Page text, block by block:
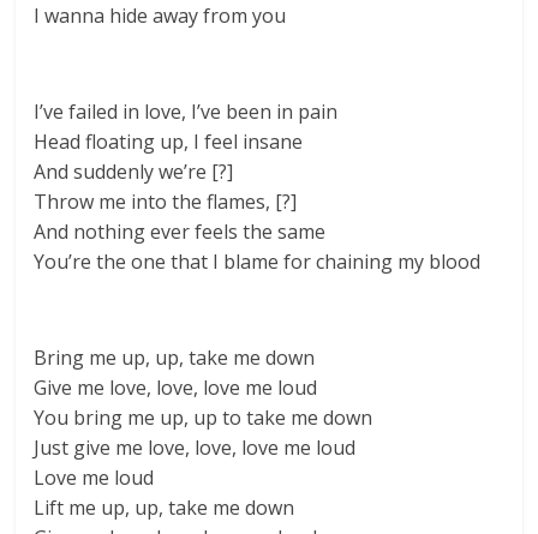
I wanna hide away from you
I’ve failed in love, I’ve been in pain
Head floating up, I feel insane
And suddenly we’re [?]
Throw me into the flames, [?]
And nothing ever feels the same
You’re the one that I blame for chaining my blood
Bring me up, up, take me down
Give me love, love, love me loud
You bring me up, up to take me down
Just give me love, love, love me loud
Love me loud
Lift me up, up, take me down